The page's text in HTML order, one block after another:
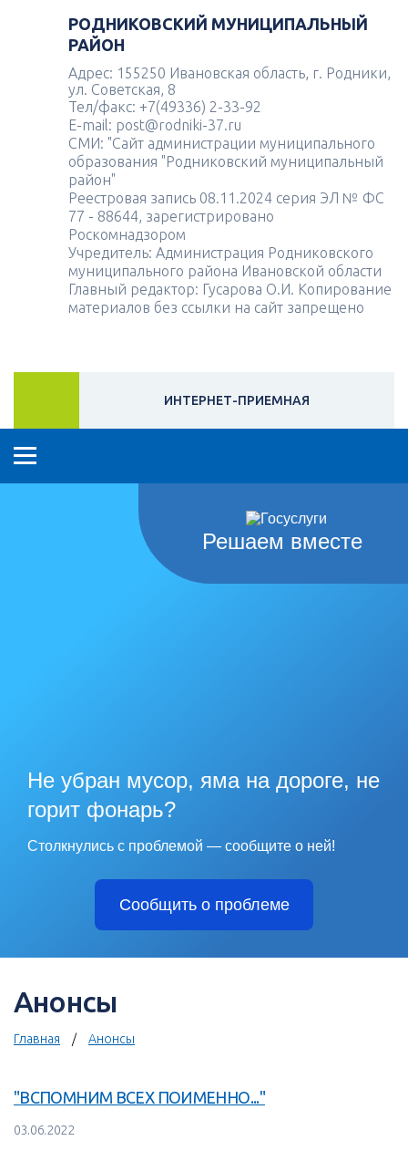
РОДНИКОВСКИЙ МУНИЦИПАЛЬНЫЙ
РАЙОН
Адрес: 155250 Ивановская область, г. Родники,
ул. Советская, 8
Тел/факс: +7(49336) 2-33-92
E-mail: post@rodniki-37.ru
СМИ: "Сайт администрации муниципального
образования "Родниковский муниципальный
район"
Реестровая запись 08.11.2024 серия ЭЛ № ФС
77 - 88644, зарегистрировано
Роскомнадзором
Учредитель: Администрация Родниковского
муниципального района Ивановской области
Главный редактор: Гусарова О.И. Копирование
материалов без ссылки на сайт запрещено
ИНТЕРНЕТ-ПРИЕМНАЯ
Решаем вместе
Не убран мусор, яма на дороге, не
горит фонарь?
Столкнулись с проблемой — сообщите о ней!
Сообщить о проблеме
Анонсы
Главная Анонсы
"ВСПОМНИМ ВСЕХ ПОИМЕННО..."
03.06.2022